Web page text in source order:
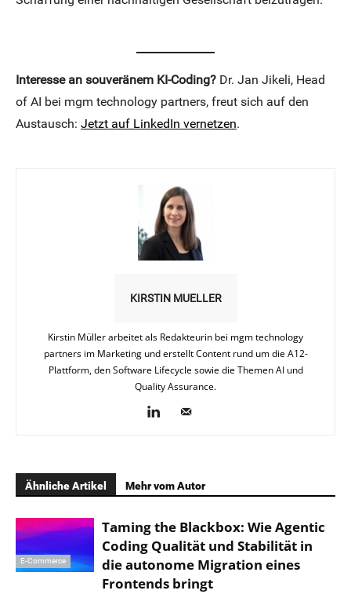
Interesse an souveränem KI-Coding? Dr. Jan Jikeli, Head
of AI bei mgm technology partners, freut sich auf den
Austausch: Jetzt auf LinkedIn vernetzen.
KIRSTIN MUELLER
Kirstin Müller arbeitet als Redakteurin bei mgm technology
partners im Marketing und erstellt Content rund um die A12-
Plattform, den Software Lifecycle sowie die Themen AI und
Quality Assurance.
Ähnliche Artikel Mehr vom Autor
E-Commerce
Taming the Blackbox: Wie Agentic
Coding Qualität und Stabilität in
die autonome Migration eines
Frontends bringt